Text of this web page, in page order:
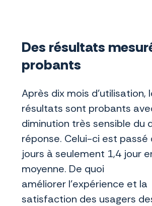
Des résultats
probants
Après dix mois d'utilisation,
résultats sont probants
diminution très sensible du
réponse. Celui-ci est passé
jours à seulement 1,4 jour
moyenne. De quoi
améliorer l'expérience et la
satisfaction des usagers